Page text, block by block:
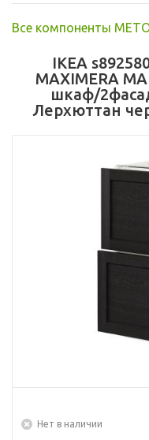
Все компоненты
IKEA
MAXIMERA
шкаф/
Лерхюттан
Нет в наличии